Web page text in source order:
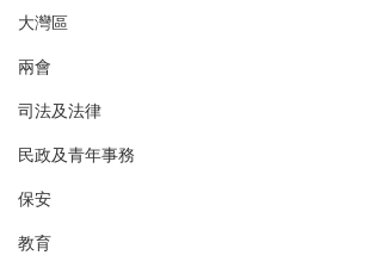
大灣區
兩會
司法及法律
民政及青年事務
保安
教育